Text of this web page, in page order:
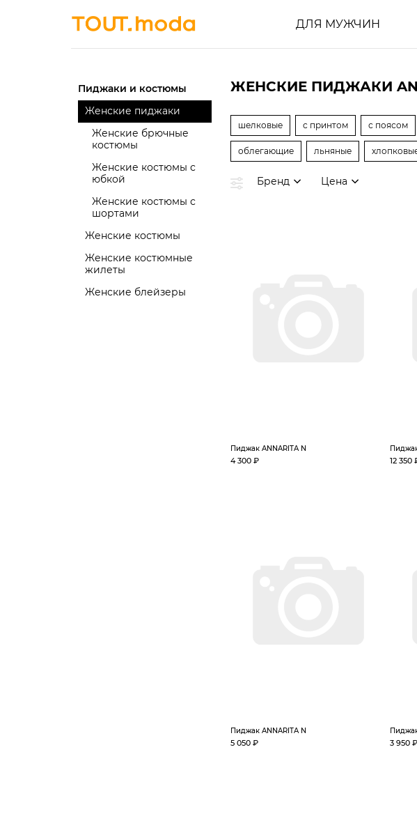
ДЛЯ МУЖЧИН
Пиджаки и костюмы
Женские пиджаки
Женские брючные
костюмы
Женские костюмы с
юбкой
Женские костюмы с
шортами
Женские костюмы
Женские костюмные
жилеты
Женские блейзеры
ЖЕНСКИЕ ПИДЖАКИ
шелковые с принтом с поясом
облегающие льняные
Бренд Цена
Пиджак ANNARITA N
4 300 ₽ 12 350
Пиджак ANNARITA N
5 050 ₽ 3 950 ₽